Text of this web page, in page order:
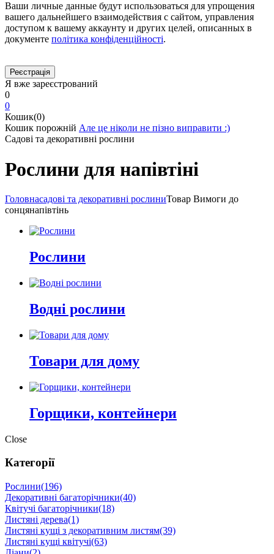
Ваши личные данные будут использоваться для упрощения
вашего дальнейшего взаимодействия с сайтом, управления
доступом к вашему аккаунту и других целей, описанных в
документе політика конфіденційності.
Я вже зареєстрований
0
0
Кошик(0)
Кошик порожній Але це ніколи не пізно виправити :)
Садові та декоративні рослини
Рослини для напівтіні
Головнасадові та декоративні рослиниТовар Вимоги до
сонцянапівтінь
Рослини
Водні рослини
Товари для дому
Горщики, контейнери
Close
Категорії
Рослини(196)
Декоративні багаторічники(40)
Квітучі багаторічники(18)
Листяні дерева(1)
Листяні кущі з декоративним листям(39)
Листяні кущі квітучі(63)